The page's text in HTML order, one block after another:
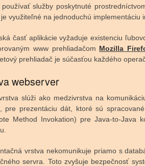
používať služby poskytnuté
využiteľné na jednoduchú implementáciu
časť aplikácie vyžaduje existenciu
www prehliadačom Mozilla
prehliadač je súčasťou každého
webserver
slúži ako medzivrstva na
pre prezentáciu dát, ktoré sú
Method Invokation) pre Java-to-Java
vrstva nekomunikuje priamo s
servra. Toto zvyšuje bezpečnosť